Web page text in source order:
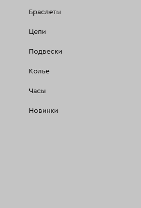
Браслеты
Цепи
Подвески
Колье
Часы
Новинки